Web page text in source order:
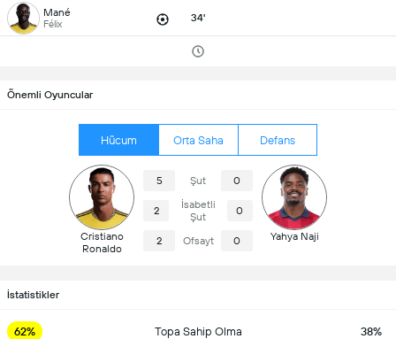
Mané
Félix 34'
Önemli Oyuncular
Hücum Orta Saha Defans
Cristiano
Ronaldo
5 Şut 0
2
İsabetli
Şut
0
2 Ofsayt 0 Yahya Naji
İstatistikler
62% Topa Sahip Olma 38%